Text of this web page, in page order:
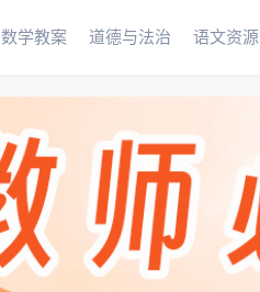
数学教案 道德与法治 语文资源